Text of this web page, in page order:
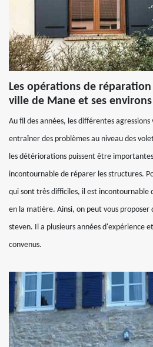
Les opérations de
ville de Mane et ses environs
Au fil des années, les différentes
entraîner des problèmes au niveau des
les détériorations puissent être
incontournable de réparer les structures.
qui sont très difficiles, il est incontournable
en la matière. Ainsi, on peut vous proposer
steven. Il a plusieurs années d'expérience
convenus.